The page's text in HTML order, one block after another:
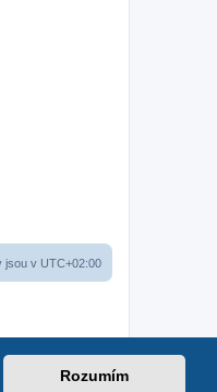
Rozumím
jsou v UTC+02:00